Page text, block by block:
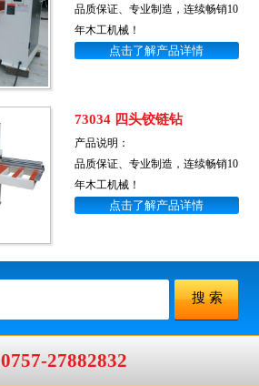
品质保证、专业制造，连续畅销10
年木工机械！
点击了解产品详情
73034 四头铰链钻
产品说明：
品质保证、专业制造，连续畅销10
年木工机械！
点击了解产品详情
0757-27882832